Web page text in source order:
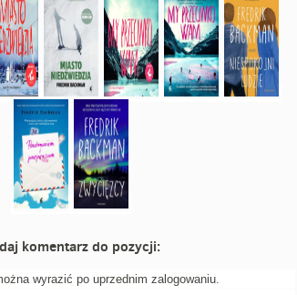
komentarz do pozycji:
wyrazić po uprzednim zalogowaniu.